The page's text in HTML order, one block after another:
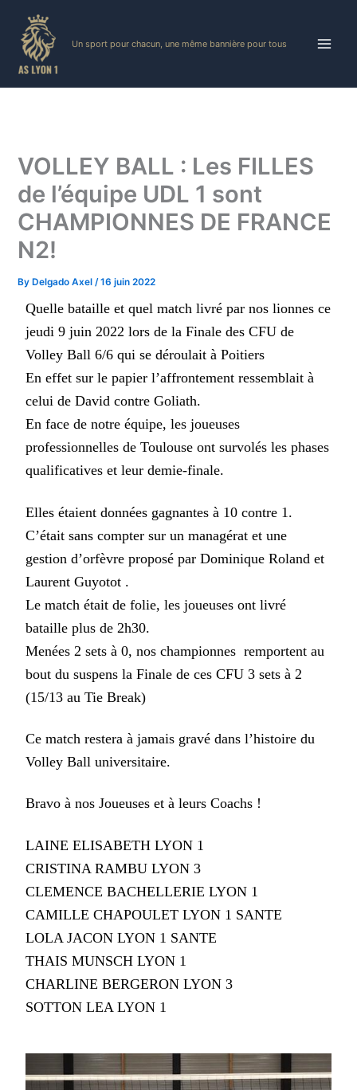
content
Un sport pour chacun, une même bannière pour tous
VOLLEY BALL : Les FILLES
de l’équipe UDL 1 sont
CHAMPIONNES DE FRANCE
N2!
By Delgado Axel/16 juin 2022
Quelle bataille et quel match livré par nos lionnes ce
jeudi 9 juin 2022 lors de la Finale des CFU de
Volley Ball 6/6 qui se déroulait à Poitiers
En effet sur le papier l’affrontement ressemblait à
celui de David contre Goliath.
En face de notre équipe, les joueuses
professionnelles de Toulouse ont survolés les phases
qualificatives et leur demie-finale.
Elles étaient données gagnantes à 10 contre 1.
C’était sans compter sur un managérat et une
gestion d’orfèvre proposé par Dominique Roland et
Laurent Guyotot .
Le match était de folie, les joueuses ont livré
bataille plus de 2h30.
Menées 2 sets à 0, nos championnes remportent au
bout du suspens la Finale de ces CFU 3 sets à 2
(15/13 au Tie Break)
Ce match restera à jamais gravé dans l’histoire du
Volley Ball universitaire.
Bravo à nos Joueuses et à leurs Coachs !
LAINE ELISABETH LYON 1
CRISTINA RAMBU LYON 3
CLEMENCE BACHELLERIE LYON 1
CAMILLE CHAPOULET LYON 1 SANTE
LOLA JACON LYON 1 SANTE
THAIS MUNSCH LYON 1
CHARLINE BERGERON LYON 3
SOTTON LEA LYON 1